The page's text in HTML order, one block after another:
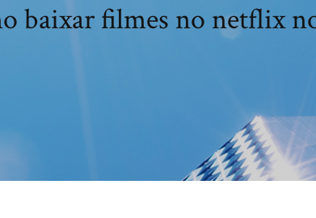
baixar filmes no netflix